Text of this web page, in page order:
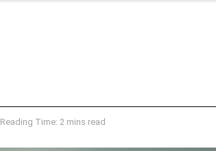
Reading Time: 2 mins read